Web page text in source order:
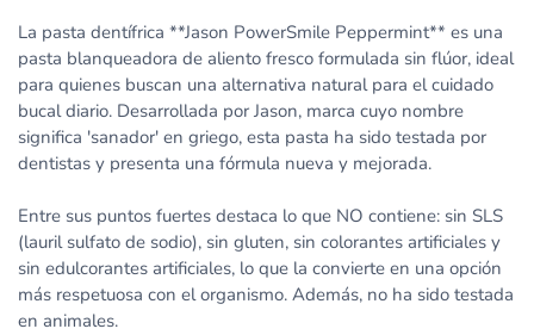
La pasta dentífrica **Jason PowerSmile Peppermint** es una
pasta blanqueadora de aliento fresco formulada sin flúor, ideal
para quienes buscan una alternativa natural para el cuidado
bucal diario. Desarrollada por Jason, marca cuyo nombre
significa 'sanador' en griego, esta pasta ha sido testada por
dentistas y presenta una fórmula nueva y mejorada.
Entre sus puntos fuertes destaca lo que NO contiene: sin SLS
(lauril sulfato de sodio), sin gluten, sin colorantes artificiales y
sin edulcorantes artificiales, lo que la convierte en una opción
más respetuosa con el organismo. Además, no ha sido testada
en animales.